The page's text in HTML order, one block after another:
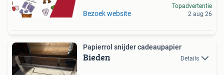
Bezoek website
Topadvertentie
2 aug 26
Papierrol snijder cadeaupapier
Bieden Details